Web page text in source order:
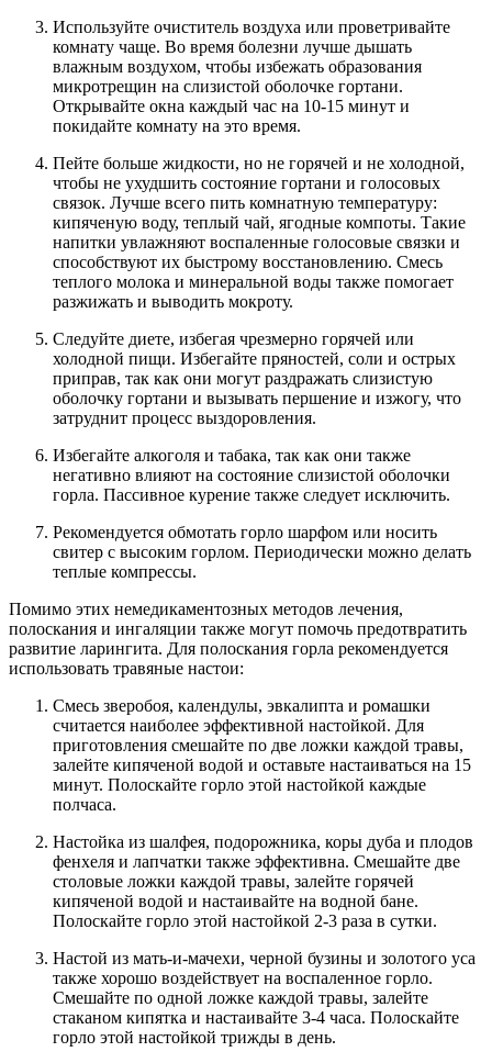
Используйте очиститель воздуха или проветривайте
комнату чаще. Во время болезни лучше дышать
влажным воздухом, чтобы избежать образования
микротрещин на слизистой оболочке гортани.
Открывайте окна каждый час на 10-15 минут и
покидайте комнату на это время.
Пейте больше жидкости, но не горячей и не холодной,
чтобы не ухудшить состояние гортани и голосовых
связок. Лучше всего пить комнатную температуру:
кипяченую воду, теплый чай, ягодные компоты. Такие
напитки увлажняют воспаленные голосовые связки и
способствуют их быстрому восстановлению. Смесь
теплого молока и минеральной воды также помогает
разжижать и выводить мокроту.
Следуйте диете, избегая чрезмерно горячей или
холодной пищи. Избегайте пряностей, соли и острых
приправ, так как они могут раздражать слизистую
оболочку гортани и вызывать першение и изжогу, что
затруднит процесс выздоровления.
Избегайте алкоголя и табака, так как они также
негативно влияют на состояние слизистой оболочки
горла. Пассивное курение также следует исключить.
Рекомендуется обмотать горло шарфом или носить
свитер с высоким горлом. Периодически можно делать
теплые компрессы.
Помимо этих немедикаментозных методов лечения,
полоскания и ингаляции также могут помочь предотвратить
развитие ларингита. Для полоскания горла рекомендуется
использовать травяные настои:
Смесь зверобоя, календулы, эвкалипта и ромашки
считается наиболее эффективной настойкой. Для
приготовления смешайте по две ложки каждой травы,
залейте кипяченой водой и оставьте настаиваться на 15
минут. Полоскайте горло этой настойкой каждые
полчаса.
Настойка из шалфея, подорожника, коры дуба и плодов
фенхеля и лапчатки также эффективна. Смешайте две
столовые ложки каждой травы, залейте горячей
кипяченой водой и настаивайте на водной бане.
Полоскайте горло этой настойкой 2-3 раза в сутки.
Настой из мать-и-мачехи, черной бузины и золотого уса
также хорошо воздействует на воспаленное горло.
Смешайте по одной ложке каждой травы, залейте
стаканом кипятка и настаивайте 3-4 часа. Полоскайте
горло этой настойкой трижды в день.